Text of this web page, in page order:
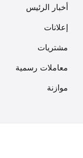
أخبار الرئيس
إعلانات
مشتريات
معاملات رسمية
موازنة